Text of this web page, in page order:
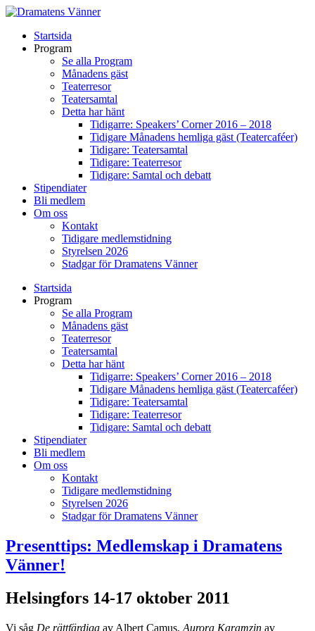
Startsida
Program
Se alla Program
Månadens gäst
Teaterresor
Teatersamtal
Detta har hänt
Tidigarre: Speakers’ Corner 2016 – 2018
Tidigare Månadens hemliga gäst (Teatercaféer)
Tidigare: Teatersamtal
Tidigare: Teaterresor
Tidigare: Samtal och debatt
Stipendiater
Bli medlem
Om oss
Kontakt
Tidigare medlemstidning
Styrelsen 2026
Stadgar för Dramatens Vänner
Startsida
Program
Se alla Program
Månadens gäst
Teaterresor
Teatersamtal
Detta har hänt
Tidigarre: Speakers’ Corner 2016 – 2018
Tidigare Månadens hemliga gäst (Teatercaféer)
Tidigare: Teatersamtal
Tidigare: Teaterresor
Tidigare: Samtal och debatt
Stipendiater
Bli medlem
Om oss
Kontakt
Tidigare medlemstidning
Styrelsen 2026
Stadgar för Dramatens Vänner
Presenttips: Medlemskap i Dramatens
Vänner!
Helsingfors 14-17 oktober 2011
Vi såg De rättfärdiga av Albert Camus, Aurora Karamzin av